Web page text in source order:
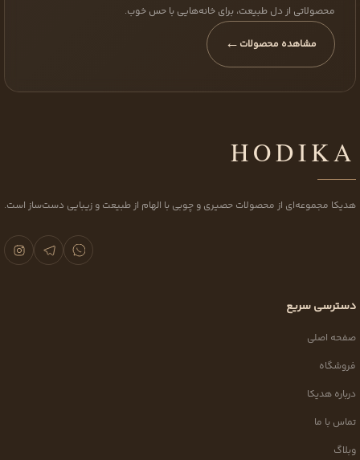
محصولاتی از دل طبیعت، برای خانه‌هایی با حس خوب.
مشاهده محصولات ←
HODIKA
هدیکا مجموعه‌ای از محصولات حصیری و چوبی با الهام از طبیعت و زیبایی دست‌ساز است.
دسترسی سریع
صفحه اصلی
فروشگاه
درباره هدیکا
تماس با ما
وبلاگ